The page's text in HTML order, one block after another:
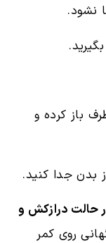
نشود.
باز کرده و
بدن جدا کنید.
حالت درازکش و
روی کمر